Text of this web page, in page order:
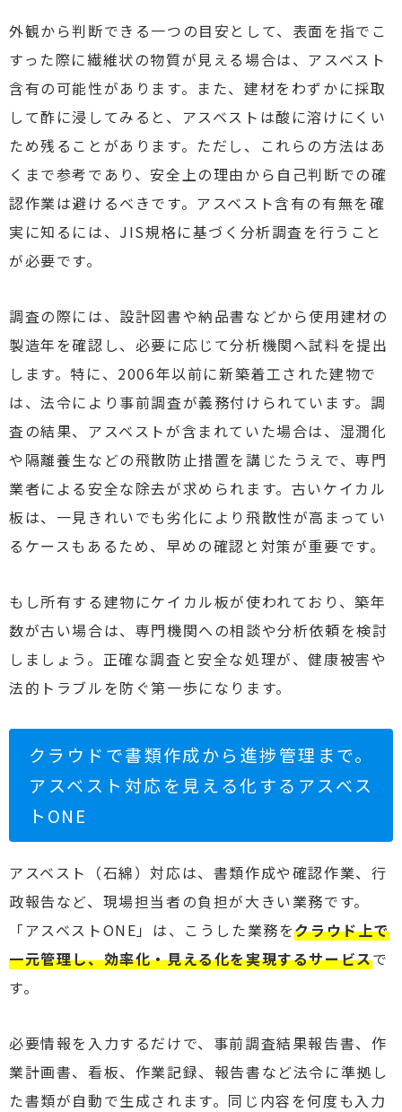
外観から判断できる一つの目安として、表面を指でこ
すった際に繊維状の物質が見える場合は、アスベスト
含有の可能性があります。また、建材をわずかに採取
して酢に浸してみると、アスベストは酸に溶けにくい
ため残ることがあります。ただし、これらの方法はあ
くまで参考であり、安全上の理由から自己判断での確
認作業は避けるべきです。アスベスト含有の有無を確
実に知るには、JIS規格に基づく分析調査を行うこと
が必要です。
調査の際には、設計図書や納品書などから使用建材の
製造年を確認し、必要に応じて分析機関へ試料を提出
します。特に、2006年以前に新築着工された建物で
は、法令により事前調査が義務付けられています。調
査の結果、アスベストが含まれていた場合は、湿潤化
や隔離養生などの飛散防止措置を講じたうえで、専門
業者による安全な除去が求められます。古いケイカル
板は、一見きれいでも劣化により飛散性が高まってい
るケースもあるため、早めの確認と対策が重要です。
もし所有する建物にケイカル板が使われており、築年
数が古い場合は、専門機関への相談や分析依頼を検討
しましょう。正確な調査と安全な処理が、健康被害や
法的トラブルを防ぐ第一歩になります。
クラウドで書類作成から進捗管理まで。
アスベスト対応を見える化するアスベス
トONE
アスベスト（石綿）対応は、書類作成や確認作業、行
政報告など、現場担当者の負担が大きい業務です。
「アスベストONE」は、こうした業務をクラウド上で
一元管理し、効率化・見える化を実現するサービスで
す。
必要情報を入力するだけで、事前調査結果報告書、作
業計画書、看板、作業記録、報告書など法令に準拠し
た書類が自動で生成されます。同じ内容を何度も入力